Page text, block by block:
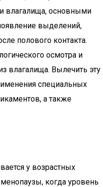
влагалища, основными
выделений,
полового контакта.
осмотра и
влагалища. Вылечить эту
специальных
а также
у возрастных
когда уровень